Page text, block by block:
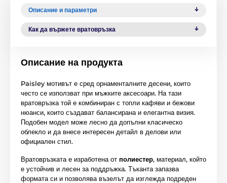
Описание и параметри
Как да вържете вратовръзка
Описание на продукта
Paisley мотивът е сред орнаменталните десени, които
често се използват при мъжките аксесоари. На тази
вратовръзка той е комбиниран с топли кафяви и бежови
нюанси, които създават балансирана и елегантна визия.
Подобен модел може лесно да допълни класическо
облекло и да внесе интересен детайл в делови или
официален стил.
Вратовръзката е изработена от полиестер, материал, който
е устойчив и лесен за поддръжка. Тъканта запазва
формата си и позволява възелът да изглежда подреден